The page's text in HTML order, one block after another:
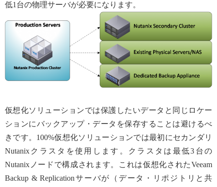
低1台の物理サーバが必要になります。
仮想化ソリューションでは保護したいデータと同じロケー
ションにバックアップ・データを保存することは避けるべ
きです。100%仮想化ソリューションでは最初にセカンダリ
Nutanixクラスタを使用します。クラスタは最低3台の
Nutanixノードで構成されます。これは仮想化されたVeeam
Backup & Replicationサーバが（データ・リポジトリと共